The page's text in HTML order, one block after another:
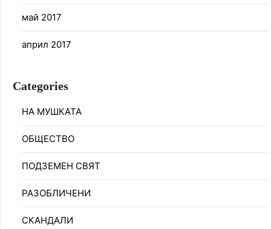
май 2017
април 2017
Categories
НА МУШКАТА
ОБЩЕСТВО
ПОДЗЕМЕН СВЯТ
РАЗОБЛИЧЕНИ
СКАНДАЛИ